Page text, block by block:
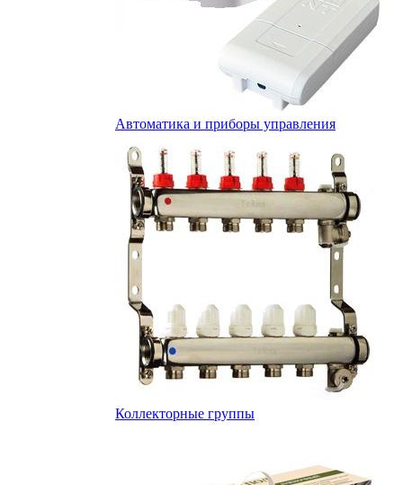
Автоматика и приборы управления
Коллекторные группы